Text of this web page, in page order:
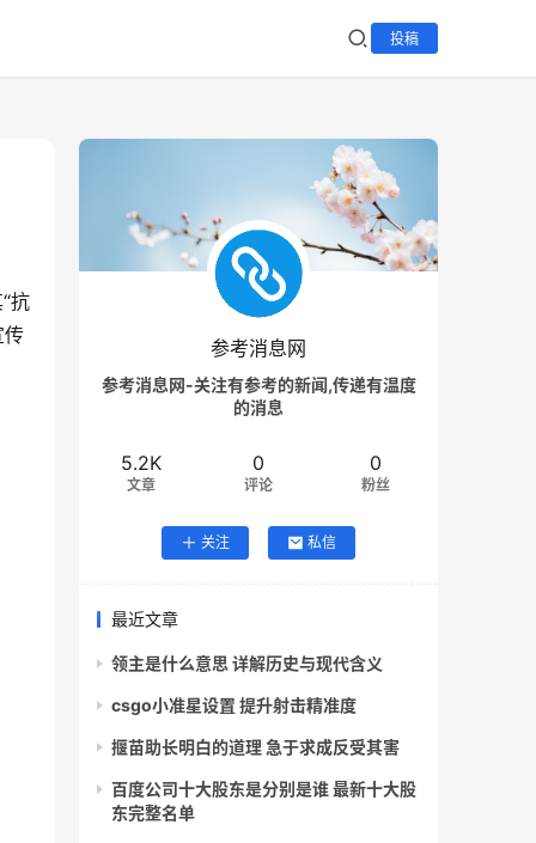
投稿
抗
传
参考消息网
参考消息网-关注有参考的新闻,传递有温度
的消息
5.2K
文章
0
评论
0
粉丝
关注 私信
最近文章
领主是什么意思 详解历史与现代含义
csgo小准星设置 提升射击精准度
揠苗助长明白的道理 急于求成反受其害
百度公司十大股东是分别是谁 最新十大股
东完整名单